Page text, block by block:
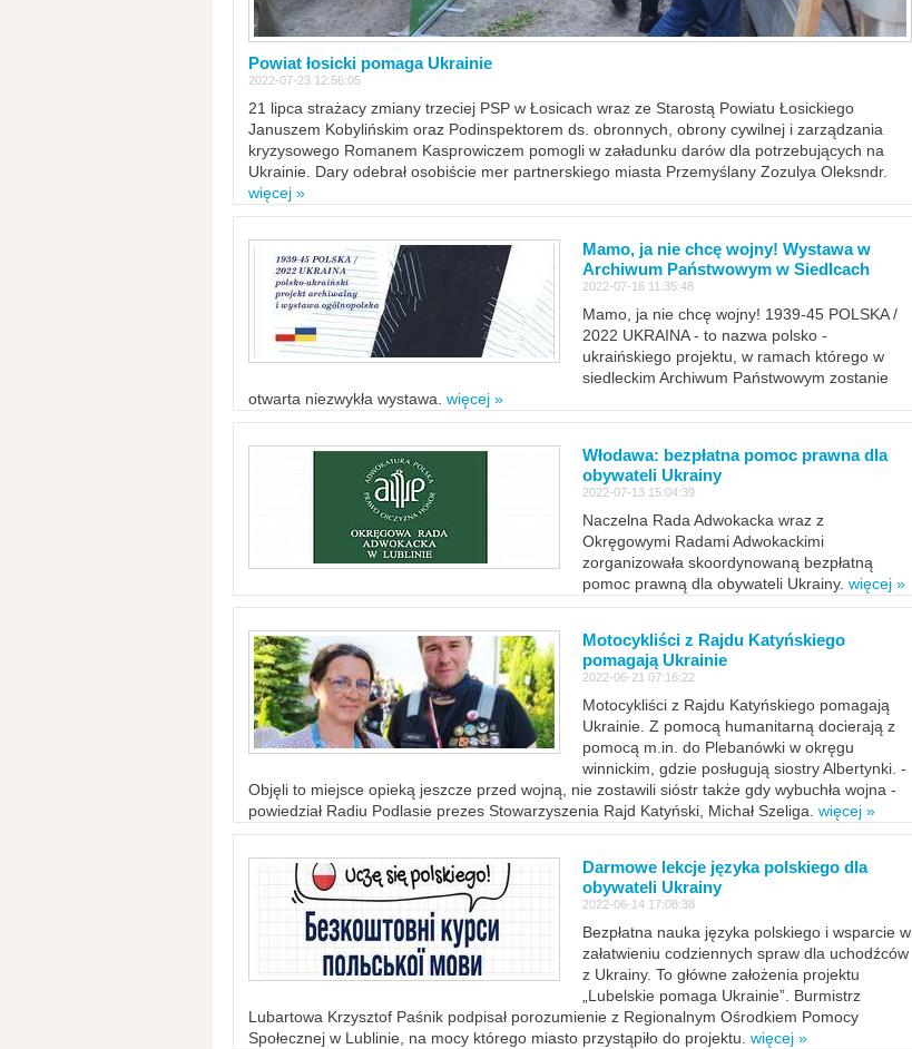
Powiat łosicki pomaga Ukrainie
2022-07-23 12:56:05
21 lipca strażacy zmiany trzeciej PSP w Łosicach wraz ze Starostą Powiatu Łosickiego
Januszem Kobylińskim oraz Podinspektorem ds. obronnych, obrony cywilnej i zarządzania
kryzysowego Romanem Kasprowiczem pomogli w załadunku darów dla potrzebujących na
Ukrainie. Dary odebrał osobiście mer partnerskiego miasta Przemyślany Zozulya Oleksndr.
więcej »
Mamo, ja nie chcę wojny! Wystawa w
Archiwum Państwowym w Siedlcach
2022-07-16 11:35:48
Mamo, ja nie chcę wojny! 1939-45 POLSKA /
2022 UKRAINA - to nazwa polsko -
ukraińskiego projektu, w ramach którego w
siedleckim Archiwum Państwowym zostanie
otwarta niezwykła wystawa. więcej »
Włodawa: bezpłatna pomoc prawna dla
obywateli Ukrainy
2022-07-13 15:04:39
Naczelna Rada Adwokacka wraz z
Okręgowymi Radami Adwokackimi
zorganizowała skoordynowaną bezpłatną
pomoc prawną dla obywateli Ukrainy. więcej »
Motocykliści z Rajdu Katyńskiego
pomagają Ukrainie
2022-06-21 07:16:22
Motocykliści z Rajdu Katyńskiego pomagają
Ukrainie. Z pomocą humanitarną docierają z
pomocą m.in. do Plebanówki w okręgu
winnickim, gdzie posługują siostry Albertynki. -
Objęli to miejsce opieką jeszcze przed wojną, nie zostawili sióstr także gdy wybuchła wojna -
powiedział Radiu Podlasie prezes Stowarzyszenia Rajd Katyński, Michał Szeliga. więcej »
Darmowe lekcje języka polskiego dla
obywateli Ukrainy
2022-06-14 17:08:38
Bezpłatna nauka języka polskiego i wsparcie w
załatwieniu codziennych spraw dla uchodźców
z Ukrainy. To główne założenia projektu
„Lubelskie pomaga Ukrainie”. Burmistrz
Lubartowa Krzysztof Paśnik podpisał porozumienie z Regionalnym Ośrodkiem Pomocy
Społecznej w Lublinie, na mocy którego miasto przystąpiło do projektu. więcej »